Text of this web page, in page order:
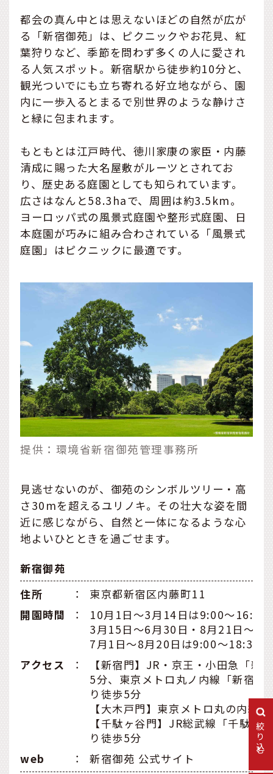
絞り込む
都会の真ん中とは思えないほどの自然が広が
る「新宿御苑」は、ピクニックやお花見、紅
葉狩りなど、季節を問わず多くの人に愛され
る人気スポット。新宿駅から徒歩約10分と、
観光ついでにも立ち寄れる好立地ながら、園
内に一歩入るとまるで別世界のような静けさ
と緑に包まれます。
もともとは江戸時代、徳川家康の家臣・内藤
清成に賜った大名屋敷がルーツとされてお
り、歴史ある庭園としても知られています。
広さはなんと58.3haで、周囲は約3.5km。
ヨーロッパ式の風景式庭園や整形式庭園、日
本庭園が巧みに組み合わされている「風景式
庭園」はピクニックに最適です。
提供：環境省新宿御苑管理事務所
見逃せないのが、御苑のシンボルツリー・高
さ30mを超えるユリノキ。その壮大な姿を間
近に感じながら、自然と一体になるような心
地よいひとときを過ごせます。
新宿御苑
住所
：
東京都新宿区内藤町11
開園時間
：
10月1日〜3月14日は9:00～16:00
3月15日〜6月30日・8月21日〜9
7月1日〜8月20日は9:00〜18:30
アクセス
：
【新宿門】JR・京王・小田急「
5分、東京メトロ丸ノ内線「新宿
り徒歩5分
【大木戸門】東京メトロ丸の内線
【千駄ヶ谷門】JR総武線「千駄
り徒歩5分
web
： 新宿御苑 公式サイト